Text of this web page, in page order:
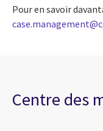
Pour en savoir
Centre des